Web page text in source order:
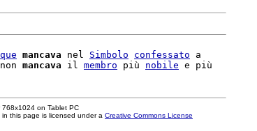
mancava nel Simbolo confessato a
mancava il membro più nobile
on Tablet PC
this page is licensed under a Creative Commons License